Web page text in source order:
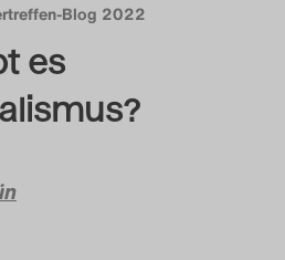
Blog
Blog 2022
es